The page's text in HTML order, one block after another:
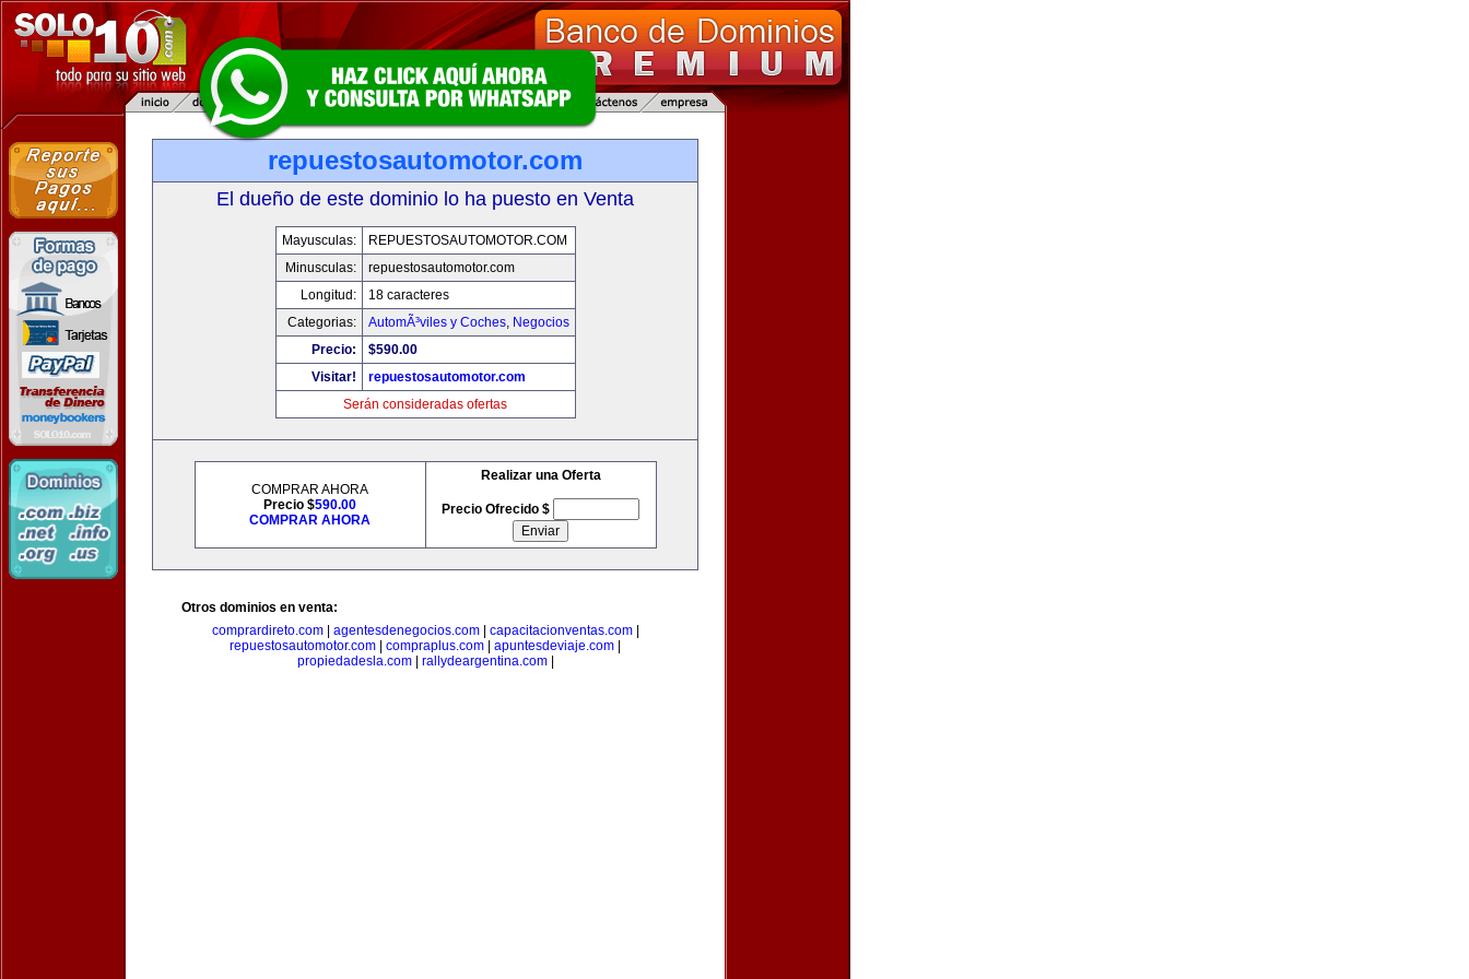
repuestosautomotor.com
El dueño de este dominio lo ha puesto en Venta
Mayusculas:
REPUESTOSAUTOMOTOR.COM
Minusculas:
repuestosautomotor.com
Longitud:
18 caracteres
Categorias:
AutomÃ³viles y Coches, Negocios
Precio:
$590.00
Visitar!
repuestosautomotor.com
Serán consideradas ofertas
COMPRAR AHORA
Precio $590.00
COMPRAR AHORA
Realizar una Oferta
Precio Ofrecido $
Otros dominios en venta:
comprardireto.com| agentesdenegocios.com| capacitacionventas.com|
repuestosautomotor.com
compraplus.com apuntesdeviaje.com
propiedadesla.com| rallydeargentina.com|